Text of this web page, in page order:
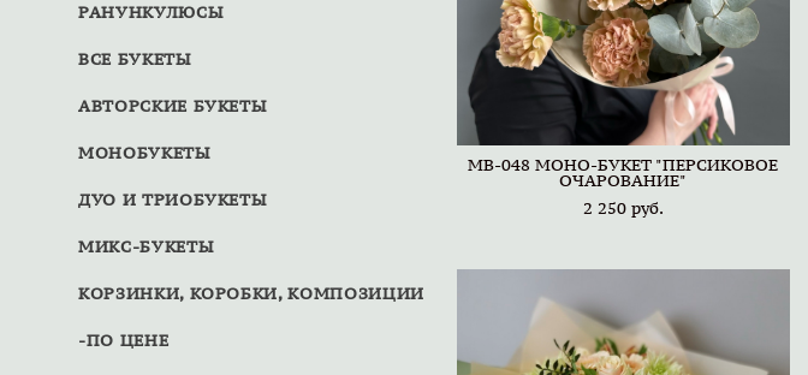
РАНУНКУЛЮСЫ
ВСЕ БУКЕТЫ
АВТОРСКИЕ БУКЕТЫ
МОНОБУКЕТЫ
ДУО И ТРИОБУКЕТЫ
МИКС-БУКЕТЫ
КОРЗИНКИ, КОРОБКИ, КОМПОЗИЦИИ
-ПО ЦЕНЕ
МВ-048 МОНО-БУКЕТ "ПЕРСИКОВОЕ
ОЧАРОВАНИЕ"
2 250 pуб.